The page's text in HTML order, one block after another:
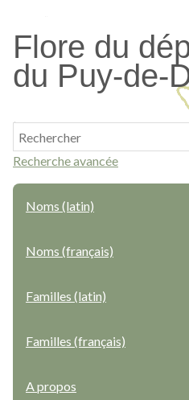
contenu
principal
Flore du
du Puy-de-
Recherche avancée
Noms (latin)
Noms (français)
Familles (latin)
Familles (français)
A propos